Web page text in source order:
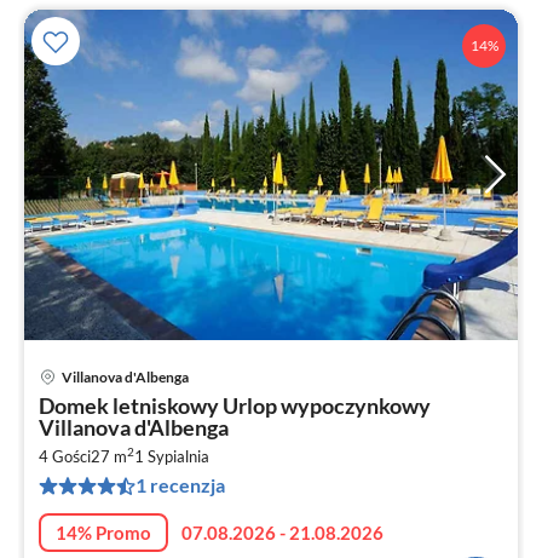
14%
Villanova d'Albenga
Domek letniskowy Urlop wypoczynkowy
Villanova d'Albenga
4 Gości27 m21 Sypialnia
1 recenzja
14% Promo
07.08.2026 - 21.08.2026